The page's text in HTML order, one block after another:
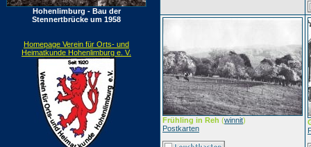
Hohenlimburg - Bau der
Stennertbrücke um 1958
Homepage Verein für Orts- und
Heimatkunde Hohenlimburg e. V.
Frühling in Reh (winnit)
Postkarten